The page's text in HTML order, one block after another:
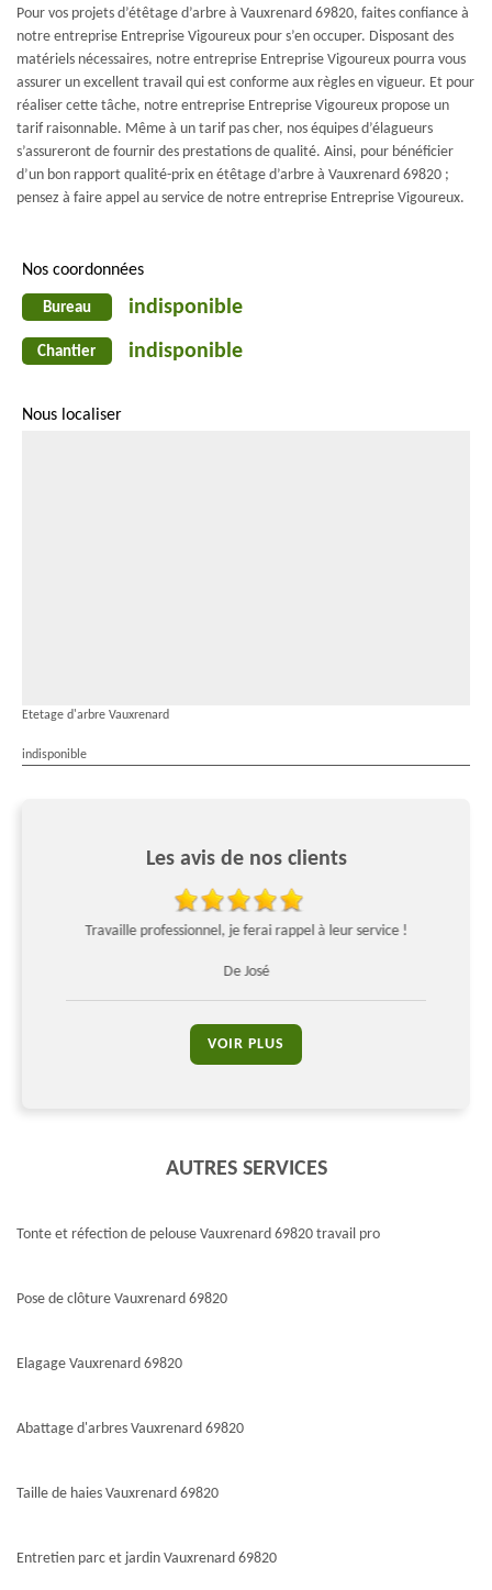
Pour vos projets d’étêtage d’arbre à Vauxrenard 69820, faites confiance à
notre entreprise Entreprise Vigoureux pour s’en occuper. Disposant des
matériels nécessaires, notre entreprise Entreprise Vigoureux pourra vous
assurer un excellent travail qui est conforme aux règles en vigueur. Et pour
réaliser cette tâche, notre entreprise Entreprise Vigoureux propose un
tarif raisonnable. Même à un tarif pas cher, nos équipes d’élagueurs
s’assureront de fournir des prestations de qualité. Ainsi, pour bénéficier
d’un bon rapport qualité-prix en étêtage d’arbre à Vauxrenard 69820 ;
pensez à faire appel au service de notre entreprise Entreprise Vigoureux.
Nos coordonnées
Bureau indisponible
Chantier indisponible
Nous localiser
Etetage d'arbre Vauxrenard
indisponible
Les avis de nos clients
Travaille professionnel, je ferai rappel à leur service !
De José
VOIR PLUS
AUTRES SERVICES
Tonte et réfection de pelouse Vauxrenard 69820 travail pro
Pose de clôture Vauxrenard 69820
Elagage Vauxrenard 69820
Abattage d'arbres Vauxrenard 69820
Taille de haies Vauxrenard 69820
Entretien parc et jardin Vauxrenard 69820